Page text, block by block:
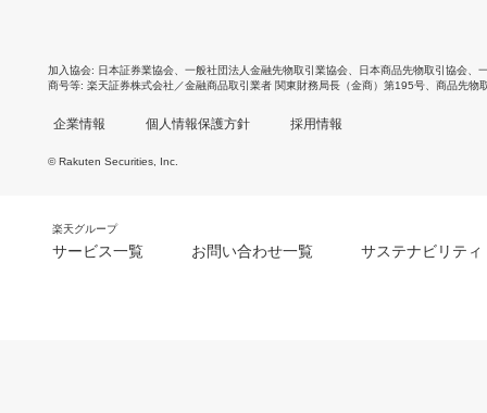
加入協会 日本証券業協会 一般社団法人金融先物取引業協会 日本商品先物取引協会
商号等 楽天証券株式会社／金融商品取引業者 関東財務局長（金商）第195号、商品先物
企業情報 個人情報保護方針 採用情報
© Rakuten Securities, Inc.
楽天グループ
サービス一覧 お問い合わせ一覧 サステナビリティ